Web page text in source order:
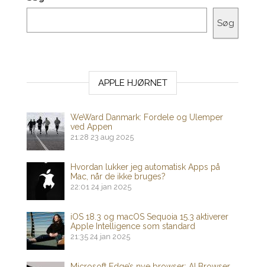
Søg
APPLE HJØRNET
WeWard Danmark: Fordele og Ulemper
ved Appen
21:28 23 aug 2025
Hvordan lukker jeg automatisk Apps på
Mac, når de ikke bruges?
22:01 24 jan 2025
iOS 18.3 og macOS Sequoia 15.3 aktiverer
Apple Intelligence som standard
21:35 24 jan 2025